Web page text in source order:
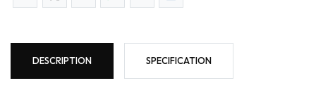
DESCRIPTION SPECIFICATION